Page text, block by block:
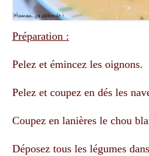
Préparation :
Pelez et émincez les oignons.
Pelez et coupez en dés les
Coupez en lanières le chou
Déposez tous les légumes